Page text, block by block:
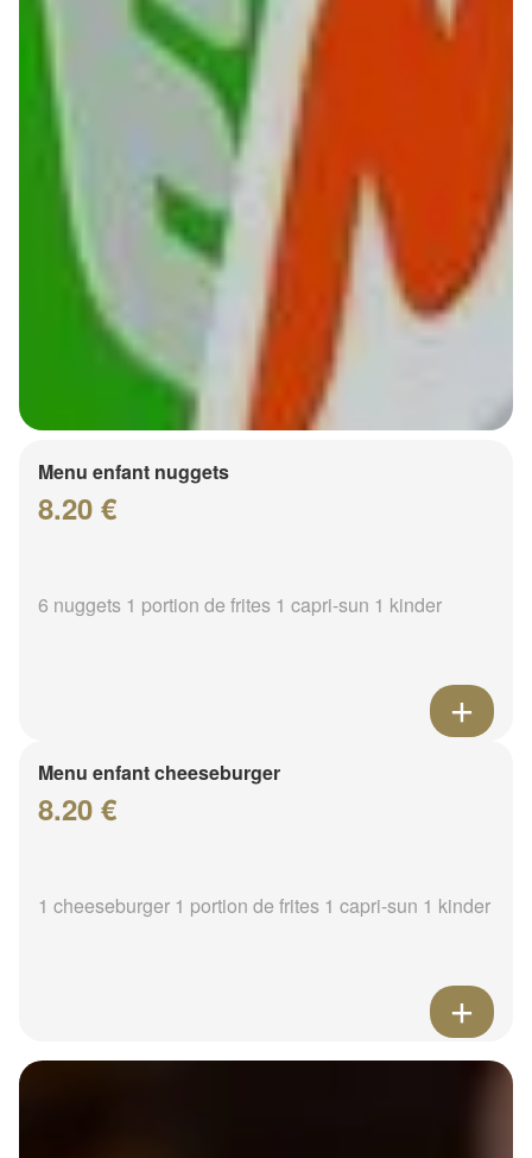
Menu enfant nuggets
8.20 €
6 nuggets 1 portion de frites 1 capri-sun 1 kinder
Menu enfant cheeseburger
8.20 €
1 cheeseburger 1 portion de frites 1 capri-sun 1 kinder